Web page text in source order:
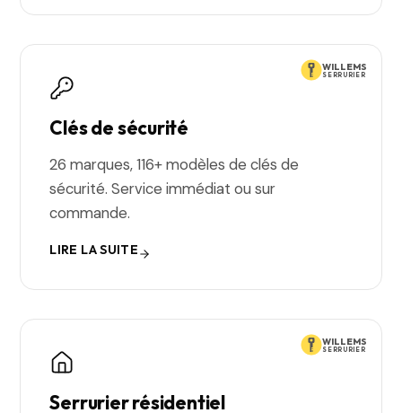
WILLEMS
SERRURIER
Clés de sécurité
26 marques, 116+ modèles de clés de
sécurité. Service immédiat ou sur
commande.
LIRE LA SUITE
WILLEMS
SERRURIER
Serrurier résidentiel